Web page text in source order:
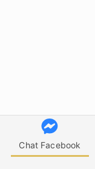
Chat Facebook